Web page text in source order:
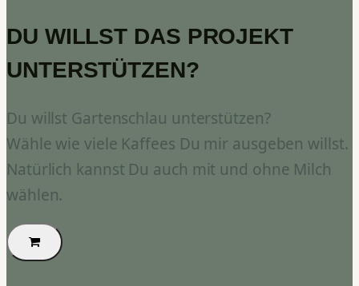
DU WILLST DAS PROJEKT
UNTERSTÜTZEN?
Du willst Gartenschlau unterstützen?
Wähle wie viele Kaffees Du mir ausgeben willst.
Natürlich kannst Du auch mit und ohne Milch
wählen.